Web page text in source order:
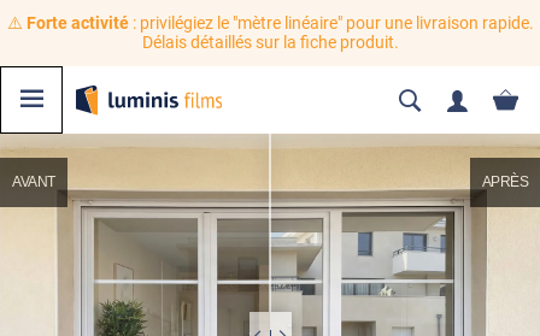
⚠️ Forte activité: privilégiez le "mètre linéaire" pour une livraison rapide.
Délais détaillés sur la fiche produit.
AVANT APRÈS